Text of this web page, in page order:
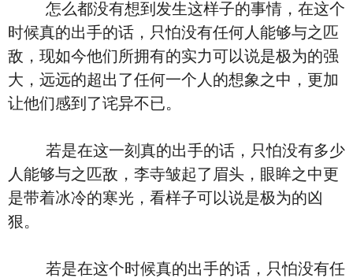
怎么都没有想到发生这样子的事情，在这个
时候真的出手的话，只怕没有任何人能够与之匹
敌，现如今他们所拥有的实力可以说是极为的强
大，远远的超出了任何一个人的想象之中，更加
让他们感到了诧异不已。
若是在这一刻真的出手的话，只怕没有多少
人能够与之匹敌，李寺皱起了眉头，眼眸之中更
是带着冰冷的寒光，看样子可以说是极为的凶
狠。
若是在这个时候真的出手的话，只怕没有任